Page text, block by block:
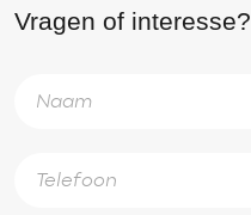
Vragen of interesse?